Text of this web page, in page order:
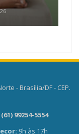
- Brasília/DF - CEP.
(61) 99254-5554
9h às 17h